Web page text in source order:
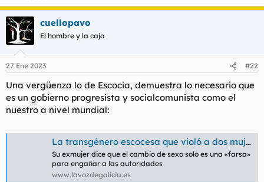
cuellopavo
El hombre y la caja
27 Ene 2023 #22
Una vergüenza lo de Escocia, demuestra lo necesario que
es un gobierno progresista y socialcomunista como el
nuestro a nivel mundial:
La transgénero escocesa que violó a dos mujeres no irá a un cárcel femenina
Su exmujer dice que el cambio de sexo solo es una «farsa»
para engañar a las autoridades
www.lavozdegalicia.es